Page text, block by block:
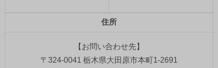
住所
【お問い合わせ先】
〒324-0041 栃木県大田原市本町1-2691